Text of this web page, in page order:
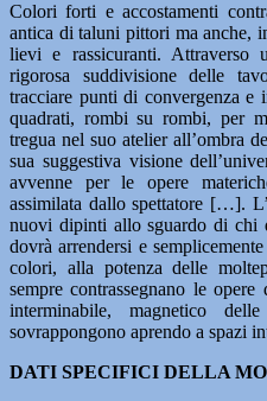
Colori forti e accostamenti
antica di taluni pittori ma anche,
lievi e rassicuranti. Attraverso
rigorosa suddivisione delle
tracciare punti di convergenza e
quadrati, rombi su rombi, per
tregua nel suo atelier all’ombra
sua suggestiva visione
avvenne per le opere
assimilata dallo spettatore […].
nuovi dipinti allo sguardo di chi
dovrà arrendersi e
colori, alla potenza delle
sempre contrassegnano le
interminabile, magnetico
sovrappongono aprendo a spazi
DATI SPECIFICI DELLA